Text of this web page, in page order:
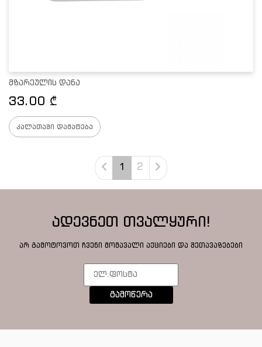
მზარეულის დანა
33.00 ₾
კალათაში დამატება
1 2
ადევნეთ თვალყური!
არ გამოტოვოთ ჩვენი მომავალი აქციები და შეთავაზებები
გამოწერა